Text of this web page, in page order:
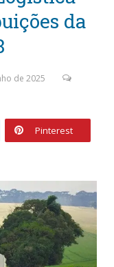
da
de 2025
Pinterest